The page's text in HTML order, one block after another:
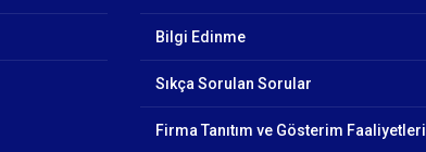
Bilgi Edinme
Sıkça Sorulan Sorular
Firma Tanıtım ve Gösterim Faaliyetleri